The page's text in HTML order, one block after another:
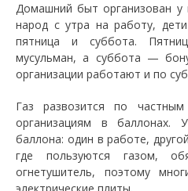
Домашний быт организован у
народ с утра на работу,
пятница и суббота.
мусульман, а суббота —
организации работают и по
Газ развозится по
организациям в
баллона: один в работе,
где пользуются газом,
огнетушитель, поэтому
электрические плиты.